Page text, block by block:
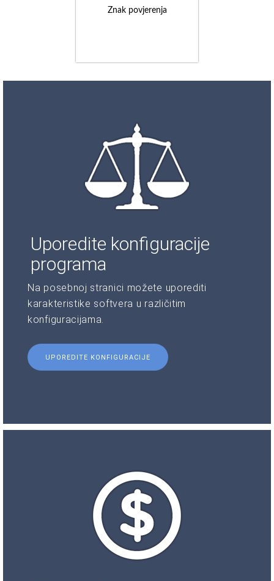
Znak povjerenja
Uporedite konfiguracije
programa
Na posebnoj stranici možete uporediti
karakteristike softvera u različitim
konfiguracijama.
UPOREDITE KONFIGURACIJE